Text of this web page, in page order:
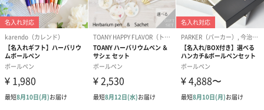
セルロイドについて
セルロイドはペンに限らず工業生産品に使用される以前にその発
色の綺麗さからプラスチックが発明されるまで当用された材料で
す。
セルロイドは130年以上前に発明され、歴史上でも最も古い可塑性
樹脂の一種。